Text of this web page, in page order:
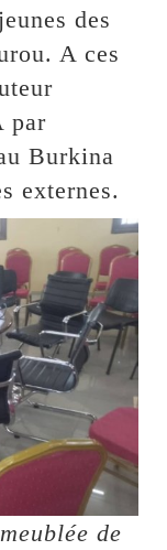
des
A ces
par
Burkina
externes.
de